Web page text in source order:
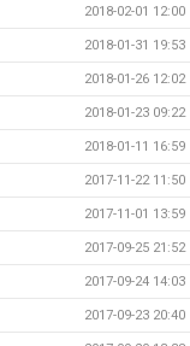
2018-02-01 12:00
2018-01-31 19:53
2018-01-26 12:02
2018-01-23 09:22
2018-01-11 16:59
2017-11-22 11:50
2017-11-01 13:59
2017-09-25 21:52
2017-09-24 14:03
2017-09-23 20:40